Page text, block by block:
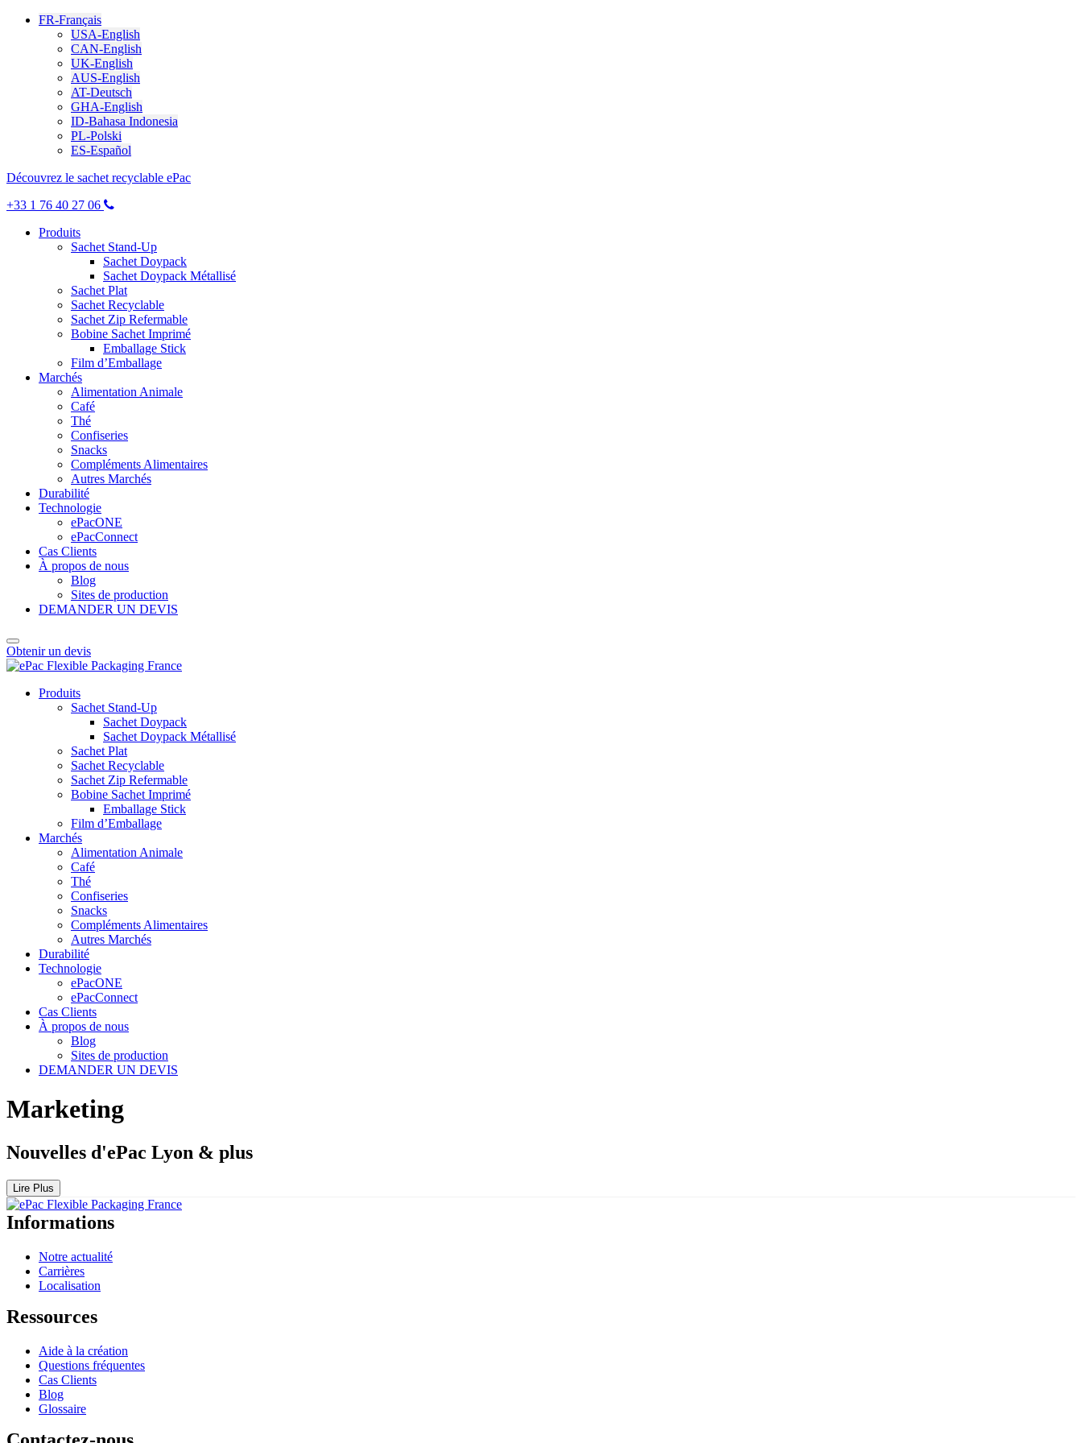
FR-Français
USA-English
CAN-English
UK-English
AUS-English
AT-Deutsch
GHA-English
ID-Bahasa Indonesia
PL-Polski
ES-Español
Découvrez le sachet recyclable ePac
+33 1 76 40 27 06
Produits
Sachet Stand-Up
Sachet Doypack
Sachet Doypack Métallisé
Sachet Plat
Sachet Recyclable
Sachet Zip Refermable
Bobine Sachet Imprimé
Emballage Stick
Film d’Emballage
Marchés
Alimentation Animale
Café
Thé
Confiseries
Snacks
Compléments Alimentaires
Autres Marchés
Durabilité
Technologie
ePacONE
ePacConnect
Cas Clients
À propos de nous
Blog
Sites de production
DEMANDER UN DEVIS
Obtenir un devis
Produits
Sachet Stand-Up
Sachet Doypack
Sachet Doypack Métallisé
Sachet Plat
Sachet Recyclable
Sachet Zip Refermable
Bobine Sachet Imprimé
Emballage Stick
Film d’Emballage
Marchés
Alimentation Animale
Café
Thé
Confiseries
Snacks
Compléments Alimentaires
Autres Marchés
Durabilité
Technologie
ePacONE
ePacConnect
Cas Clients
À propos de nous
Blog
Sites de production
DEMANDER UN DEVIS
Marketing
Nouvelles d'ePac Lyon & plus
Lire Plus
Informations
Notre actualité
Carrières
Localisation
Ressources
Aide à la création
Questions fréquentes
Cas Clients
Blog
Glossaire